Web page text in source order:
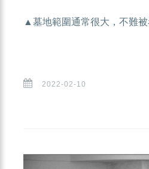
▲墓地範圍通常很大，不難被
2022-02-10